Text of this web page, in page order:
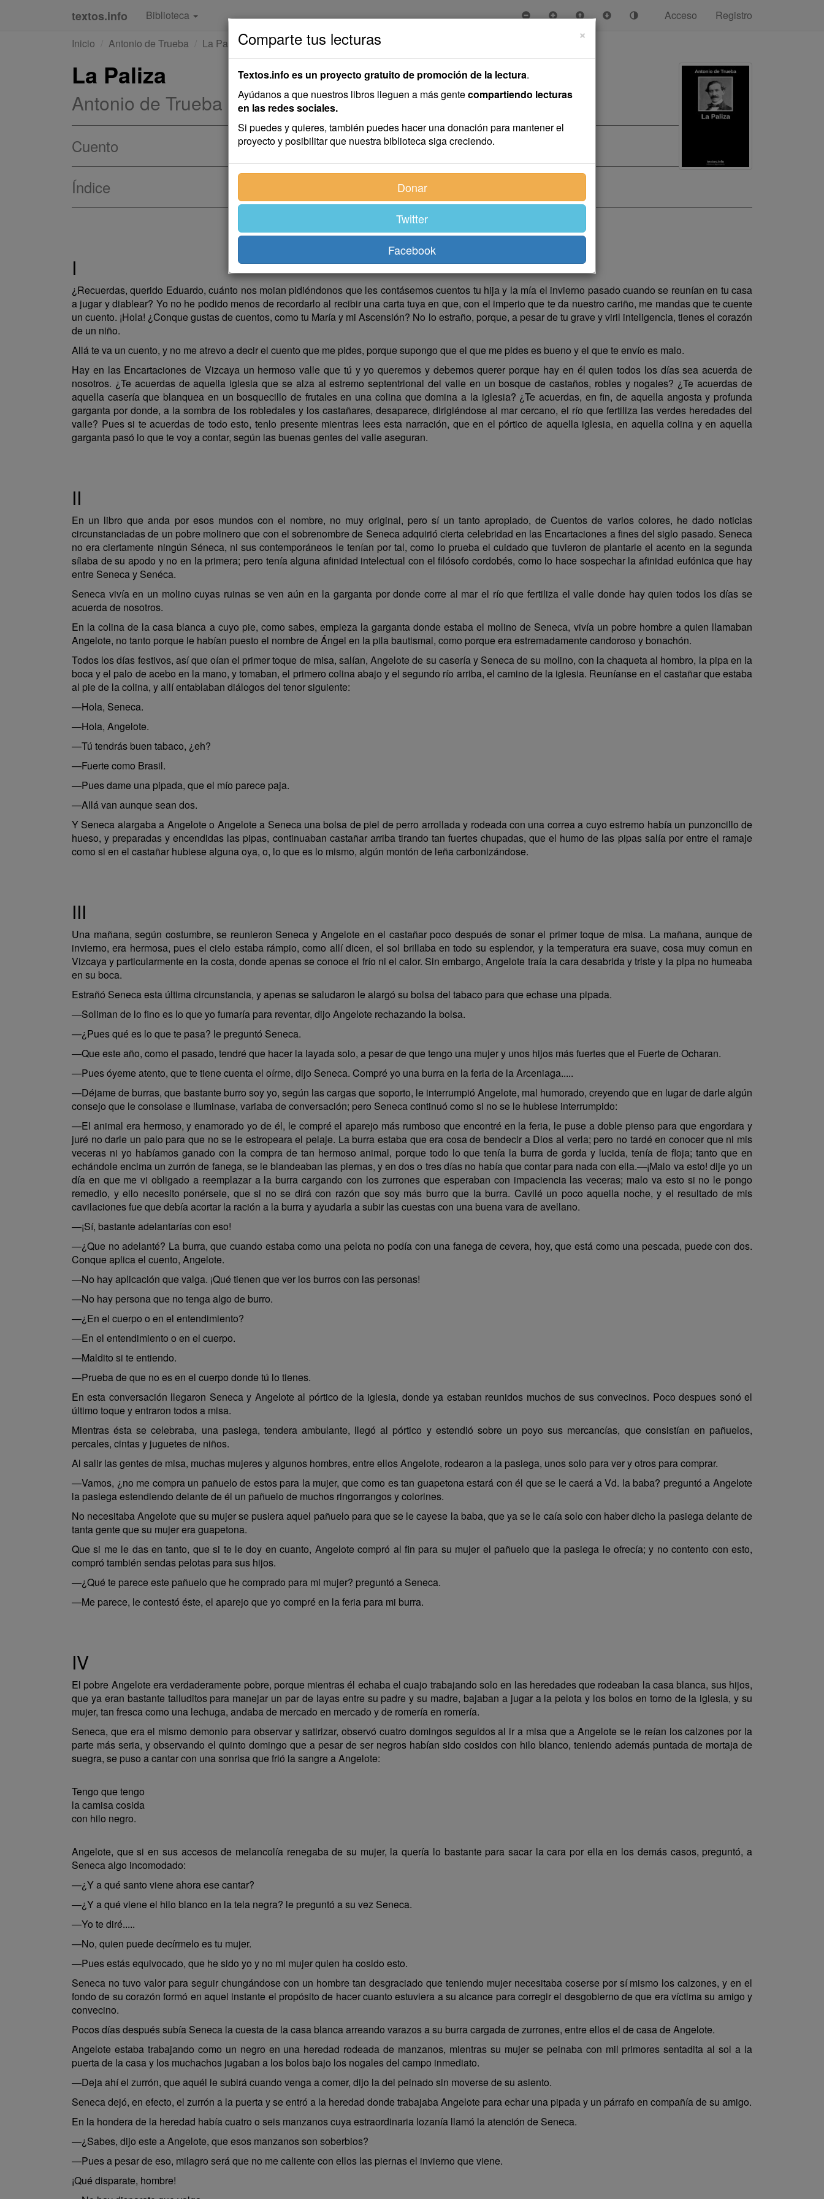
textos.info Biblioteca Acceso
Registro
Inicio
Antonio de Trueba La Paliza
La Paliza
Antonio de Trueba
Cuento
Índice
I
¿Recuerdas, querido Eduardo, cuánto nos moian pidiéndonos que les contásemos cuentos tu hija y la mía el invierno pasado cuando se reunían en tu casa
a jugar y diablear? Yo no he podido menos de recordarlo al recibir una carta tuya en que, con el imperio que te da nuestro cariño, me mandas que te cuente
un cuento. ¡Hola! ¿Conque gustas de cuentos, como tu María y mi Ascensión? No lo estraño, porque, a pesar de tu grave y viril inteligencia, tienes el corazón
de un niño.
Allá te va un cuento, y no me atrevo a decir el cuento que me pides, porque supongo que el que me pides es bueno y el que te envío es malo.
Hay en las Encartaciones de Vizcaya un hermoso valle que tú y yo queremos y debemos querer porque hay en él quien todos los días sea acuerda de
nosotros. ¿Te acuerdas de aquella iglesia que se alza al estremo septentrional del valle en un bosque de castaños, robles y nogales? ¿Te acuerdas de
aquella casería que blanquea en un bosquecillo de frutales en una colina que domina a la iglesia? ¿Te acuerdas, en fin, de aquella angosta y profunda
garganta por donde, a la sombra de los robledales y los castañares, desaparece, dirigiéndose al mar cercano, el río que fertiliza las verdes heredades del
valle? Pues si te acuerdas de todo esto, tenlo presente mientras lees esta narración, que en el pórtico de aquella iglesia, en aquella colina y en aquella
garganta pasó lo que te voy a contar, según las buenas gentes del valle aseguran.
II
En un libro que anda por esos mundos con el nombre, no muy original, pero sí un tanto apropiado, de Cuentos de varios colores, he dado noticias
circunstanciadas de un pobre molinero que con el sobrenombre de Seneca adquirió cierta celebridad en las Encartaciones a fines del siglo pasado. Seneca
no era ciertamente ningún Séneca, ni sus contemporáneos le tenían por tal, como lo prueba el cuidado que tuvieron de plantarle el acento en la segunda
sílaba de su apodo y no en la primera; pero tenía alguna afinidad intelectual con el filósofo cordobés, como lo hace sospechar la afinidad eufónica que hay
entre Seneca y Senéca.
Seneca vivía en un molino cuyas ruinas se ven aún en la garganta por donde corre al mar el río que fertiliza el valle donde hay quien todos los días se
acuerda de nosotros.
En la colina de la casa blanca a cuyo pie, como sabes, empieza la garganta donde estaba el molino de Seneca, vivía un pobre hombre a quien llamaban
Angelote, no tanto porque le habían puesto el nombre de Ángel en la pila bautismal, como porque era estremadamente candoroso y bonachón.
Todos los días festivos, así que oían el primer toque de misa, salían, Angelote de su casería y Seneca de su molino, con la chaqueta al hombro, la pipa en la
boca y el palo de acebo en la mano, y tomaban, el primero colina abajo y el segundo río arriba, el camino de la iglesia. Reuníanse en el castañar que estaba
al pie de la colina, y allí entablaban diálogos del tenor siguiente:
—Hola, Seneca.
—Hola, Angelote.
—Tú tendrás buen tabaco, ¿eh?
—Fuerte como Brasil.
—Pues dame una pipada, que el mío parece paja.
—Allá van aunque sean dos.
Y Seneca alargaba a Angelote o Angelote a Seneca una bolsa de piel de perro arrollada y rodeada con una correa a cuyo estremo había un punzoncillo de
hueso, y preparadas y encendidas las pipas, continuaban castañar arriba tirando tan fuertes chupadas, que el humo de las pipas salía por entre el ramaje
como si en el castañar hubiese alguna oya, o, lo que es lo mismo, algún montón de leña carbonizándose.
III
Una mañana, según costumbre, se reunieron Seneca y Angelote en el castañar poco después de sonar el primer toque de misa. La mañana, aunque de
invierno, era hermosa, pues el cielo estaba rámpio, como allí dicen, el sol brillaba en todo su esplendor, y la temperatura era suave, cosa muy comun en
Vizcaya y particularmente en la costa, donde apenas se conoce el frío ni el calor. Sin embargo, Angelote traía la cara desabrida y triste y la pipa no humeaba
en su boca.
Estrañó Seneca esta última circunstancia, y apenas se saludaron le alargó su bolsa del tabaco para que echase una pipada.
—Soliman de lo fino es lo que yo fumaría para reventar, dijo Angelote rechazando la bolsa.
—¿Pues qué es lo que te pasa? le preguntó Seneca.
—Que este año, como el pasado, tendré que hacer la layada solo, a pesar de que tengo una mujer y unos hijos más fuertes que el Fuerte de Ocharan.
—Pues óyeme atento, que te tiene cuenta el oírme, dijo Seneca. Compré yo una burra en la feria de la Arceniaga.....
—Déjame de burras, que bastante burro soy yo, según las cargas que soporto, le interrumpió Angelote, mal humorado, creyendo que en lugar de darle algún
consejo que le consolase e iluminase, variaba de conversación; pero Seneca continuó como si no se le hubiese interrumpido:
—El animal era hermoso, y enamorado yo de él, le compré el aparejo más rumboso que encontré en la feria, le puse a doble pienso para que engordara y
juré no darle un palo para que no se le estropeara el pelaje. La burra estaba que era cosa de bendecir a Dios al verla; pero no tardé en conocer que ni mis
veceras ni yo habíamos ganado con la compra de tan hermoso animal, porque todo lo que tenía la burra de gorda y lucida, tenía de floja; tanto que en
echándole encima un zurrón de fanega, se le blandeaban las piernas, y en dos o tres días no había que contar para nada con ella.—¡Malo va esto! dije yo un
día en que me vi obligado a reemplazar a la burra cargando con los zurrones que esperaban con impaciencia las veceras; malo va esto si no le pongo
remedio, y ello necesito ponérsele, que si no se dirá con razón que soy más burro que la burra. Cavilé un poco aquella noche, y el resultado de mis
cavilaciones fue que debía acortar la ración a la burra y ayudarla a subir las cuestas con una buena vara de avellano.
—¡Sí, bastante adelantarías con eso!
—¿Que no adelanté? La burra, que cuando estaba como una pelota no podía con una fanega de cevera, hoy, que está como una pescada, puede con dos.
Conque aplica el cuento, Angelote.
—No hay aplicación que valga. ¡Qué tienen que ver los burros con las personas!
—No hay persona que no tenga algo de burro.
—¿En el cuerpo o en el entendimiento?
—En el entendimiento o en el cuerpo.
—Maldito si te entiendo.
—Prueba de que no es en el cuerpo donde tú lo tienes.
En esta conversación llegaron Seneca y Angelote al pórtico de la iglesia, donde ya estaban reunidos muchos de sus convecinos. Poco despues sonó el
último toque y entraron todos a misa.
Mientras ésta se celebraba, una pasiega, tendera ambulante, llegó al pórtico y estendió sobre un poyo sus mercancías, que consistían en pañuelos,
percales, cintas y juguetes de niños.
Al salir las gentes de misa, muchas mujeres y algunos hombres, entre ellos Angelote, rodearon a la pasiega, unos solo para ver y otros para comprar.
—Vamos, ¿no me compra un pañuelo de estos para la mujer, que como es tan guapetona estará con él que se le caerá a Vd. la baba? preguntó a Angelote
la pasiega estendiendo delante de él un pañuelo de muchos ringorrangos y colorines.
No necesitaba Angelote que su mujer se pusiera aquel pañuelo para que se le cayese la baba, que ya se le caía solo con haber dicho la pasiega delante de
tanta gente que su mujer era guapetona.
Que si me le das en tanto, que si te le doy en cuanto, Angelote compró al fin para su mujer el pañuelo que la pasiega le ofrecía; y no contento con esto,
compró también sendas pelotas para sus hijos.
—¿Qué te parece este pañuelo que he comprado para mi mujer? preguntó a Seneca.
—Me parece, le contestó éste, el aparejo que yo compré en la feria para mi burra.
IV
El pobre Angelote era verdaderamente pobre, porque mientras él echaba el cuajo trabajando solo en las heredades que rodeaban la casa blanca, sus hijos,
que ya eran bastante talluditos para manejar un par de layas entre su padre y su madre, bajaban a jugar a la pelota y los bolos en torno de la iglesia, y su
mujer, tan fresca como una lechuga, andaba de mercado en mercado y de romería en romería.
Seneca, que era el mismo demonio para observar y satirizar, observó cuatro domingos seguidos al ir a misa que a Angelote se le reían los calzones por la
parte más seria, y observando el quinto domingo que a pesar de ser negros habían sido cosidos con hilo blanco, teniendo además puntada de mortaja de
suegra, se puso a cantar con una sonrisa que frió la sangre a Angelote:
Tengo que tengo
la camisa cosida
con hilo negro.
Angelote, que si en sus accesos de melancolía renegaba de su mujer, la quería lo bastante para sacar la cara por ella en los demás casos, preguntó, a
Seneca algo incomodado:
—¿Y a qué santo viene ahora ese cantar?
—¿Y a qué viene el hilo blanco en la tela negra? le preguntó a su vez Seneca.
—Yo te diré.....
—No, quien puede decírmelo es tu mujer.
—Pues estás equivocado, que he sido yo y no mi mujer quien ha cosido esto.
Seneca no tuvo valor para seguir chungándose con un hombre tan desgraciado que teniendo mujer necesitaba coserse por sí mismo los calzones, y en el
fondo de su corazón formó en aquel instante el propósito de hacer cuanto estuviera a su alcance para corregir el desgobierno de que era víctima su amigo y
convecino.
Pocos días después subía Seneca la cuesta de la casa blanca arreando varazos a su burra cargada de zurrones, entre ellos el de casa de Angelote.
Angelote estaba trabajando como un negro en una heredad rodeada de manzanos, mientras su mujer se peinaba con mil primores sentadita al sol a la
puerta de la casa y los muchachos jugaban a los bolos bajo los nogales del campo inmediato.
—Deja ahí el zurrón, que aquél le subirá cuando venga a comer, dijo la del peinado sin moverse de su asiento.
Seneca dejó, en efecto, el zurrón a la puerta y se entró a la heredad donde trabajaba Angelote para echar una pipada y un párrafo en compañía de su amigo.
En la hondera de la heredad había cuatro o seis manzanos cuya estraordinaria lozanía llamó la atención de Seneca.
—¿Sabes, dijo este a Angelote, que esos manzanos son soberbios?
—Pues a pesar de eso, milagro será que no me caliente con ellos las piernas el invierno que viene.
¡Qué disparate, hombre!
×
Comparte tus lecturas
Textos.info es un proyecto gratuito de promoción de la lectura.
Ayúdanos a que nuestros libros lleguen a más gentecompartiendo lecturas
en las redes sociales.
Si puedes y quieres, también puedes hacer una donación para mantener el
proyecto y posibilitar que nuestra biblioteca siga creciendo.
Donar
Twitter
Facebook